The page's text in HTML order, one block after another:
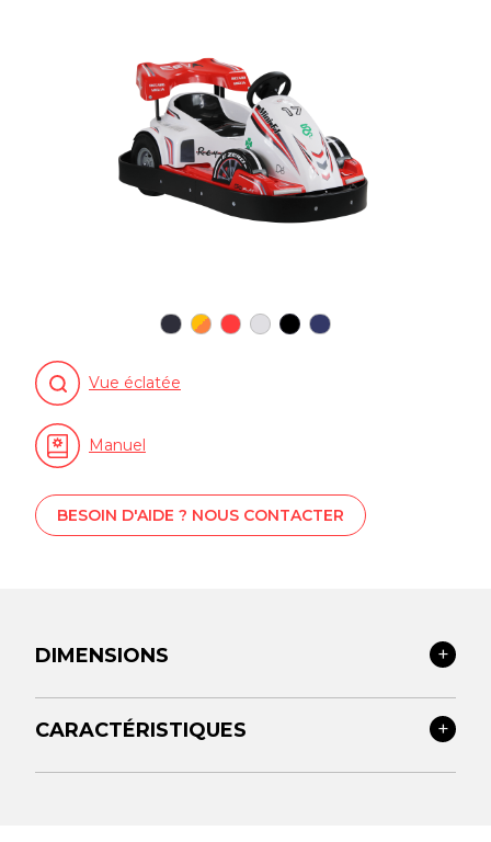
Vue éclatée
Manuel
BESOIN D'AIDE ? NOUS CONTACTER
DIMENSIONS
CARACTÉRISTIQUES